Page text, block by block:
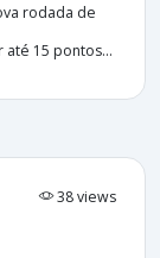
rodada de
15 pontos...
38 views